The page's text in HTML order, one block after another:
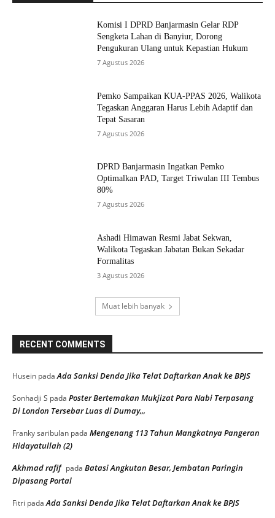
Komisi I DPRD Banjarmasin Gelar RDP
Sengketa Lahan di Banyiur, Dorong
Pengukuran Ulang untuk Kepastian Hukum
7 Agustus 2026
Pemko Sampaikan KUA-PPAS 2026, Walikota
Tegaskan Anggaran Harus Lebih Adaptif dan
Tepat Sasaran
7 Agustus 2026
DPRD Banjarmasin Ingatkan Pemko
Optimalkan PAD, Target Triwulan III Tembus
80%
7 Agustus 2026
Ashadi Himawan Resmi Jabat Sekwan,
Walikota Tegaskan Jabatan Bukan Sekadar
Formalitas
3 Agustus 2026
Muat lebih banyak
RECENT COMMENTS
Husein padaAda Sanksi Denda Jika Telat Daftarkan Anak ke BPJS
Sonhadji S pada Poster Bertemakan Mukjizat Para Nabi Terpasang
Di London Tersebar Luas di Dumay,,,
Franky saribulan pada Mengenang 113 Tahun Mangkatnya Pangeran
Hidayatullah (2)
Akhmad rafif pada Batasi Angkutan Besar, Jembatan Paringin
Dipasang Portal
Fitri padaAda Sanksi Denda Jika Telat Daftarkan Anak ke BPJS